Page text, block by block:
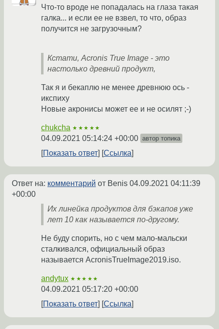
Что-то вроде не попадалась на глаза такая
галка... и если ее не взвел, то что, образ
получится не загрузочным?
Кстати, Acronis True Image - это
настолько древний продукт,
Так я и бекаплю не менее древнюю ось -
икспиху
Новые акронисы может ее и не осилят ;-)
chukcha ★★★★★
04.09.2021 05:14:24 +00:00 автор топика
Показать ответ Ссылка
Ответ на: комментарий от Benis 04.09.2021 04:11:39
+00:00
Их линейка продуктов для бэкапов уже
лет 10 как называется по-другому.
Не буду спорить, но c чем мало-мальски
сталкивался, официальный образ
называется AcronisTrueImage2019.iso.
andytux ★★★★★
04.09.2021 05:17:20 +00:00
Показать ответ
Ссылка